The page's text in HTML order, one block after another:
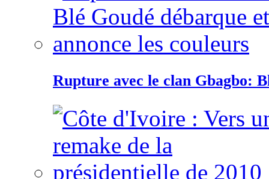
Rupture avec le clan Gbagbo: